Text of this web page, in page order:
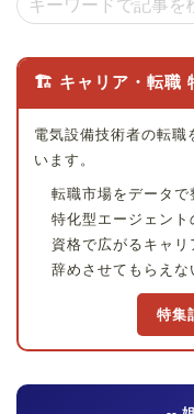
🏗 キャリア・転職
電気設備技術者の転職
います。
転職市場をデータで
特化型エージェント
資格で広がるキャリ
辞めさせてもらえな
特集